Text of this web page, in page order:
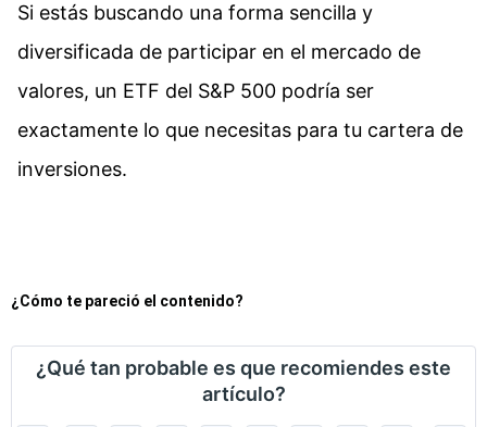
Si estás buscando una forma sencilla y
diversificada de participar en el mercado de
valores, un ETF del S&P 500 podría ser
exactamente lo que necesitas para tu cartera de
inversiones.
¿Cómo te pareció el contenido?
¿Qué tan probable es que recomiendes este
artículo?